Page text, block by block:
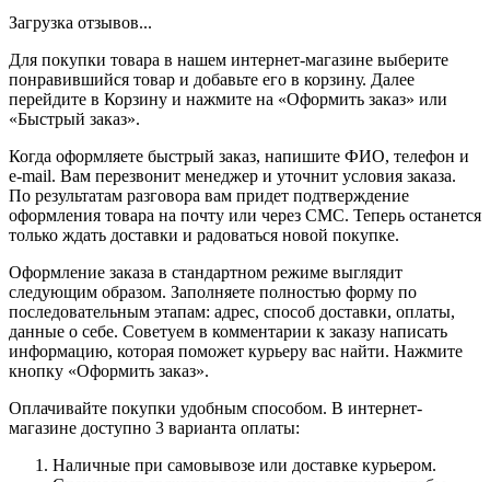
Загрузка отзывов...
Для покупки товара в нашем интернет-магазине выберите
понравившийся товар и добавьте его в корзину. Далее
перейдите в Корзину и нажмите на «Оформить заказ» или
«Быстрый заказ».
Когда оформляете быстрый заказ, напишите ФИО, телефон и
e-mail. Вам перезвонит менеджер и уточнит условия заказа.
По результатам разговора вам придет подтверждение
оформления товара на почту или через СМС. Теперь останется
только ждать доставки и радоваться новой покупке.
Оформление заказа в стандартном режиме выглядит
следующим образом. Заполняете полностью форму по
последовательным этапам: адрес, способ доставки, оплаты,
данные о себе. Советуем в комментарии к заказу написать
информацию, которая поможет курьеру вас найти. Нажмите
кнопку «Оформить заказ».
Оплачивайте покупки удобным способом. В интернет-
магазине доступно 3 варианта оплаты:
Наличные при самовывозе или доставке курьером.